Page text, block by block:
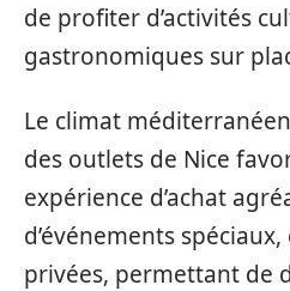
de profiter d’activités
gastronomiques sur
Le climat
des outlets de Nice
expérience d’achat
d’événements
privées, permettant de